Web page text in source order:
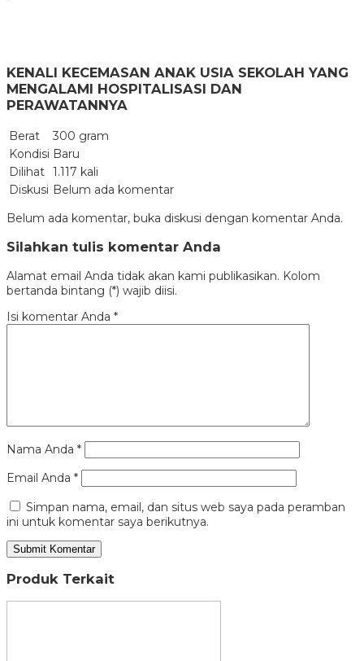
KENALI KECEMASAN ANAK USIA SEKOLAH YANG
MENGALAMI HOSPITALISASI DAN
PERAWATANNYA
Berat
300 gram
Kondisi Baru
Dilihat 1.117 kali
Diskusi Belum ada komentar
Belum ada komentar, buka diskusi dengan komentar Anda.
Silahkan tulis komentar Anda
Alamat email Anda tidak akan kami publikasikan. Kolom
bertanda bintang (*) wajib diisi.
Isi komentar Anda *
Nama Anda *
Email Anda *
Simpan nama, email, dan situs web saya pada peramban
ini untuk komentar saya berikutnya.
Produk Terkait